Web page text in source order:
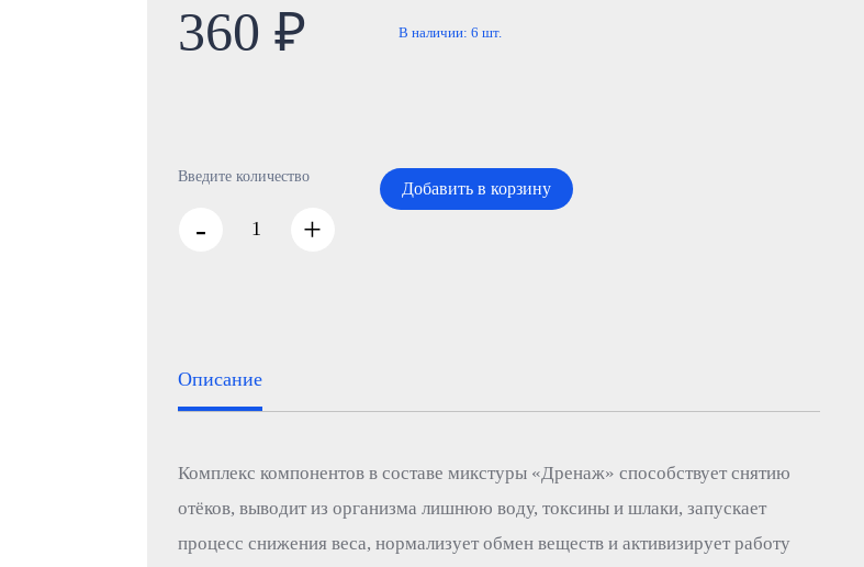
360 ₽ В наличии: 6 шт.
Введите количество
- +
Добавить в корзину
Описание
Комплекс компонентов в составе микстуры «Дренаж» способствует снятию
отёков, выводит из организма лишнюю воду, токсины и шлаки, запускает
процесс снижения веса, нормализует обмен веществ и активизирует работу